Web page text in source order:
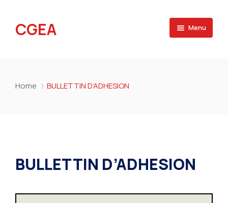
CGEA Menu
Home BULLETTIN D’ADHESION
BULLETTIN D’ADHESION